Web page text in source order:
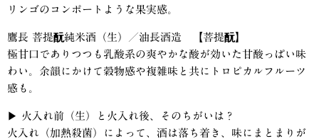
リンゴのコンポートような果実感。
鷹長 菩提酛純米酒（生）／油長酒造 【菩提酛】
極甘口でありつつも乳酸系の爽やかな酸が効いた甘酸っぱい味
わい。余韻にかけて穀物感や複雑味と共にトロピカルフルーツ
感も。
▶︎
火入れ前（生）と火入れ後、そのちがいは？
火入れ（加熱殺菌）によって、酒は落ち着き、味にまとまりが